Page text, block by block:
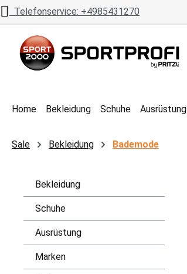
Hauptinhalt springen
Zur Suche springen
Zur Hauptnavigation springen
Telefonservice: +4985431270
Home Bekleidung Schuhe Ausrüstung
Sale Bekleidung Bademode
Bekleidung
Schuhe
Ausrüstung
Marken